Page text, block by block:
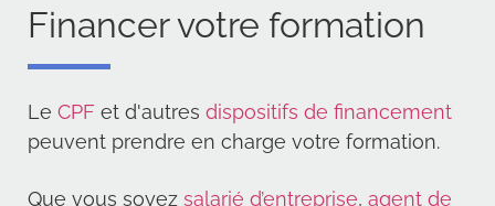
Financer votre formation
Le CPF et d'autres dispositifs de financement
peuvent prendre en charge votre formation.
Que vous soyez salarié d’entreprise, agent de